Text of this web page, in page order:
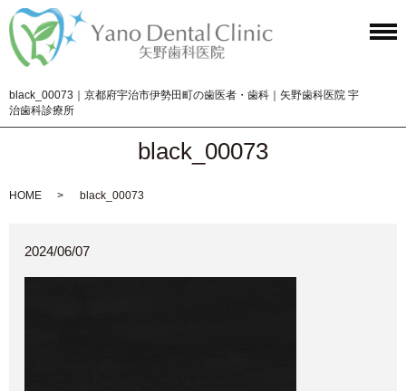
black_00073｜京都府宇治市伊勢田町の歯医者・歯科｜矢野歯科医院 宇
治歯科診療所
black_00073
HOME black_00073
2024/06/07